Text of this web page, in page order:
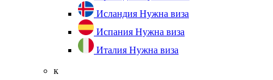
Исландия Нужна виза
Испания Нужна виза
Италия Нужна виза
к